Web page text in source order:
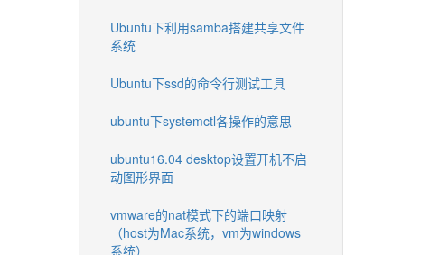
Ubuntu下利用samba搭建共享文件
系统
Ubuntu下ssd的命令行测试工具
ubuntu下systemctl各操作的意思
ubuntu16.04 desktop设置开机不启
动图形界面
vmware的nat模式下的端口映射
（host为Mac系统，vm为windows
系统）